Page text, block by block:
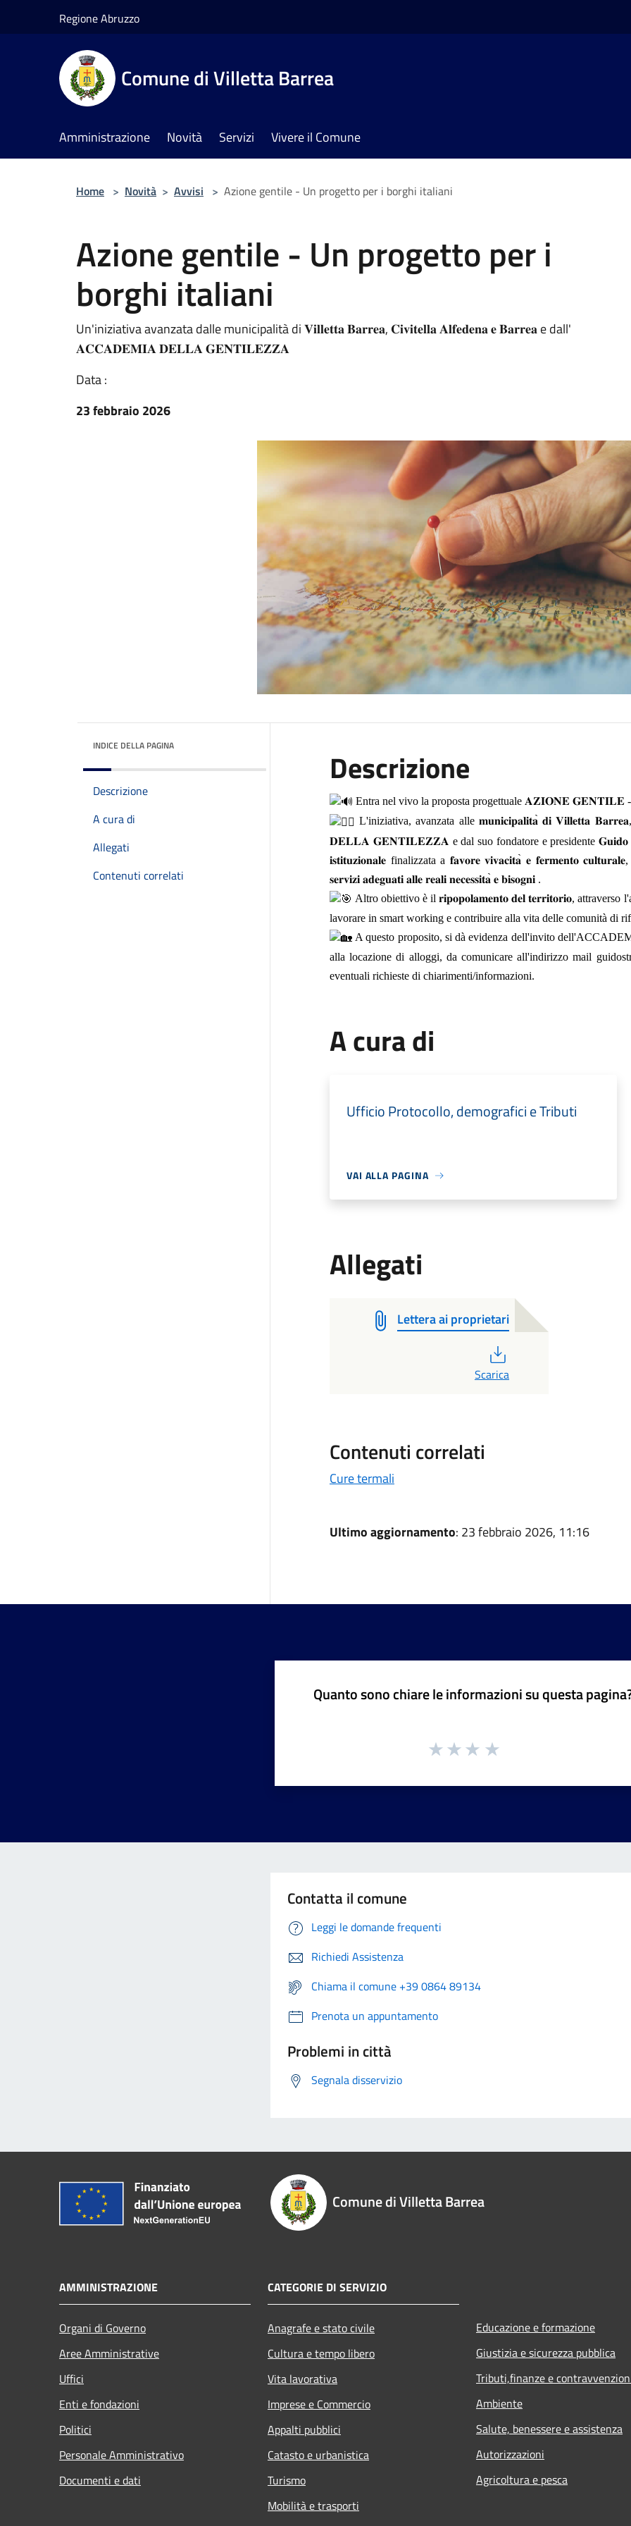
Regione Abruzzo
Comune di Villetta Barrea
Amministrazione Novità Servizi Vivere il Comune
Home > Novità > Avvisi > Azione gentile - Un progetto per i borghi italiani
Azione gentile - Un progetto per i
borghi italiani
Un'iniziativa avanzata dalle municipalità di 𝐕𝐢𝐥𝐥𝐞𝐭𝐭𝐚 𝐁𝐚𝐫𝐫𝐞𝐚, 𝐂𝐢𝐯𝐢𝐭𝐞𝐥𝐥𝐚 𝐀𝐥𝐟𝐞𝐝𝐞𝐧𝐚 𝐞 𝐁𝐚𝐫𝐫𝐞𝐚 e dall'
𝐀𝐂𝐂𝐀𝐃𝐄𝐌𝐈𝐀 𝐃𝐄𝐋𝐋𝐀 𝐆𝐄𝐍𝐓𝐈𝐋𝐄𝐙𝐙𝐀
Data :
23 febbraio 2026
INDICE DELLA PAGINA
Descrizione
A cura di
Allegati
Contenuti correlati
Descrizione
Entra nel vivo la proposta progettuale 𝐀𝐙𝐈𝐎𝐍𝐄 𝐆𝐄𝐍𝐓𝐈𝐋𝐄
L'iniziativa, avanzata alle 𝐦𝐮𝐧𝐢𝐜𝐢𝐩𝐚𝐥𝐢𝐭𝐚 ̀𝐝𝐢 𝐕𝐢𝐥𝐥𝐞𝐭𝐭𝐚 𝐁𝐚𝐫𝐫𝐞𝐚
𝐃𝐄𝐋𝐋𝐀 𝐆𝐄𝐍𝐓𝐈𝐋𝐄𝐙𝐙𝐀 e dal suo fondatore e presidente𝐆𝐮𝐢𝐝𝐨
𝐢𝐬𝐭𝐢𝐭𝐮𝐳𝐢𝐨𝐧𝐚𝐥𝐞finalizzata a 𝐟𝐚𝐯𝐨𝐫𝐞 𝐯𝐢𝐯𝐚𝐜𝐢𝐭𝐚 𝐞 𝐟𝐞𝐫𝐦𝐞𝐧𝐭𝐨 𝐜𝐮𝐥𝐭𝐮𝐫𝐚𝐥𝐞
𝐬𝐞𝐫𝐯𝐢𝐳𝐢 𝐚𝐝𝐞𝐠𝐮𝐚𝐭𝐢 𝐚𝐥𝐥𝐞 𝐫𝐞𝐚𝐥𝐢 𝐧𝐞𝐜𝐞𝐬𝐬𝐢𝐭𝐚 𝐞 𝐛𝐢𝐬𝐨𝐠𝐧𝐢.
Altro obiettivo è il𝐫𝐢𝐩𝐨𝐩𝐨𝐥𝐚𝐦𝐞𝐧𝐭𝐨 𝐝𝐞𝐥 𝐭𝐞𝐫𝐫𝐢𝐭𝐨𝐫𝐢𝐨, attraverso
lavorare in smart working e contribuire alla vita delle comunità di
A questo proposito, si dà evidenza dell'invito
alla locazione di alloggi, da comunicare all'indirizzo mail
eventuali richieste di chiarimenti/informazioni.
A cura di
Ufficio Protocollo, demografici e Tributi
VAI ALLA PAGINA
Allegati
Lettera ai proprietari
Scarica
Contenuti correlati
Cure termali
Ultimo aggiornamento: 23 febbraio 2026, 11:16
Quanto sono chiare le informazioni su questa
Contatta il comune
Leggi le domande frequenti
Richiedi Assistenza
Chiama il comune +39 0864 89134
Prenota un appuntamento
Problemi in città
Segnala disservizio
Comune di Villetta Barrea
AMMINISTRAZIONE
Organi di Governo
Aree Amministrative
Uffici
Enti e fondazioni
Politici
Personale Amministrativo
Documenti e dati
CATEGORIE DI SERVIZIO
Anagrafe e stato civile
Cultura e tempo libero
Vita lavorativa
Imprese e Commercio
Appalti pubblici
Catasto e urbanistica
Turismo
Mobilità e trasporti
Educazione e formazione
Giustizia e sicurezza pubblica
Tributi,finanze e
Ambiente
Salute, benessere e assistenza
Autorizzazioni
Agricoltura e pesca